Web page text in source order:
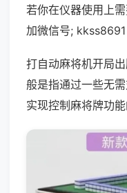
若你在仪器使用上
加微信号; kkss8691
打自动麻将机开局
般是指通过一些无
实现控制麻将牌功能